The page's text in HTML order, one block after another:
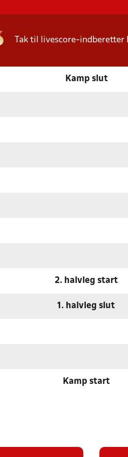
Tak til livescore-indberetter
Kamp slut
2. halvleg start
1. halvleg slut
Kamp start